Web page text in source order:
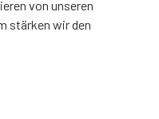
von unseren
stärken wir den